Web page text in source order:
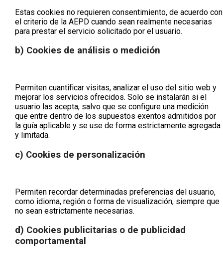
Estas cookies no requieren consentimiento, de acuerdo con
el criterio de la AEPD cuando sean realmente necesarias
para prestar el servicio solicitado por el usuario.
b) Cookies de análisis o medición
Permiten cuantificar visitas, analizar el uso del sitio web y
mejorar los servicios ofrecidos. Solo se instalarán si el
usuario las acepta, salvo que se configure una medición
que entre dentro de los supuestos exentos admitidos por
la guía aplicable y se use de forma estrictamente agregada
y limitada.
c) Cookies de personalización
Permiten recordar determinadas preferencias del usuario,
como idioma, región o forma de visualización, siempre que
no sean estrictamente necesarias.
d) Cookies publicitarias o de publicidad
comportamental